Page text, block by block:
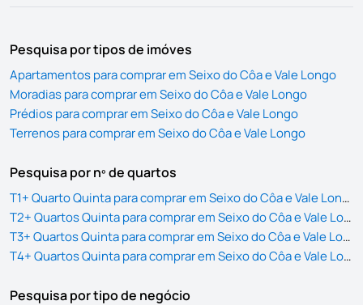
Pesquisa por tipos de imóves
Apartamentos para comprar em Seixo do Côa e Vale Longo
Moradias para comprar em Seixo do Côa e Vale Longo
Prédios para comprar em Seixo do Côa e Vale Longo
Terrenos para comprar em Seixo do Côa e Vale Longo
Pesquisa por nº de quartos
T1+ Quarto Quinta para comprar em Seixo do Côa e Vale Longo
T2+ Quartos Quinta para comprar em Seixo do Côa e Vale Longo
T3+ Quartos Quinta para comprar em Seixo do Côa e Vale Longo
T4+ Quartos Quinta para comprar em Seixo do Côa e Vale Longo
Pesquisa por tipo de negócio